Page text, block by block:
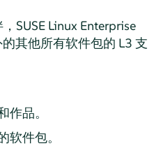
SUSE Linux Enterprise
其他所有软件包的 L3 支
作品。
软件包。